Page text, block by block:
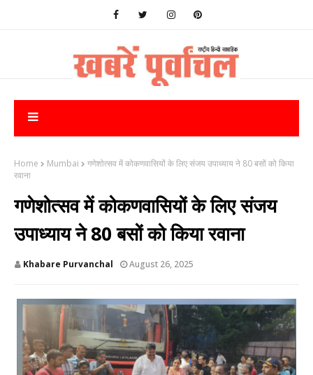
Home Mumbai
गणेशोत्सव में कोकणवासियों के लिए संजय उपाध्याय ने 80 बसों को किया
रवाना
गणेशोत्सव में कोकणवासियों के लिए संजय
उपाध्याय ने 80 बसों को किया रवाना
Khabare Purvanchal August 26, 2025